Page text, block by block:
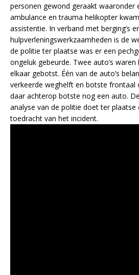
personen gewond geraakt waaronder
ambulance en trauma helikopter
assistentie. In verband met berging’s
hulpverleningswerkzaamheden is de
de politie ter plaatse was er een
ongeluk gebeurde. Twee auto’s
elkaar gebotst. Één van de auto’s
verkeerde weghelft en botste frontaal
daar achterop botste nog een auto.
analyse van de politie doet ter plaatse
toedracht van het incident.